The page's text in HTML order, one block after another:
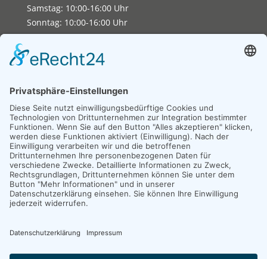
Samstag: 10:00-16:00 Uhr
Sonntag: 10:00-16:00 Uhr
Impressum
Datenschutz
Unexpected Application Error!
crypto.randomUUID is not a function
TypeError: crypto.randomUUID is not a function
at JS.mc.suspense (https://search-
at https://search-interface.branchly.io/
at https://search-interface.branchly.io/